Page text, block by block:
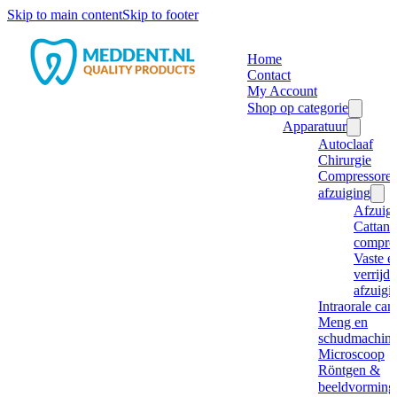
Skip to main contentSkip to footer
Home
Contact
My Account
Shop op categorie
Apparatuur
Autoclaaf
Chirurgie
afzuiging
Cattani
Vaste
Intraorale
Meng en
Microscoop
Röntgen &
beeldvorming